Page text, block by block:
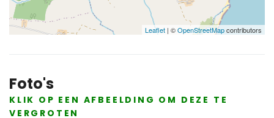
Leaflet | ©OpenStreetMapcontributors
Foto's
KLIK OP EEN AFBEELDING OM DEZE TE
VERGROTEN